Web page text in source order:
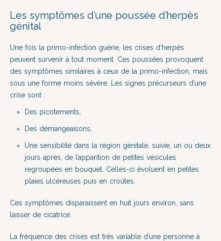
Les symptômes d’une poussée d’herpès
génital
Une fois la primo-infection guérie, les crises d’herpès
peuvent survenir à tout moment. Ces poussées provoquent
des symptômes similaires à ceux de la primo-infection, mais
sous une forme moins sévère. Les signes précurseurs d’une
crise sont :
Des picotements,
Des démangeaisons,
Une sensibilité dans la région génitale, suivie, un ou deux
jours après, de l’apparition de petites vésicules
regroupées en bouquet. Celles-ci évoluent en petites
plaies ulcéreuses puis en croûtes.
Ces symptômes disparaissent en huit jours environ, sans
laisser de cicatrice.
La fréquence des crises est très variable d’une personne à